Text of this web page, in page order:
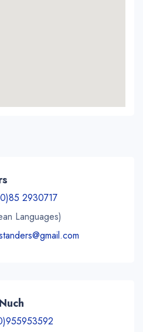
2930717
Languages)